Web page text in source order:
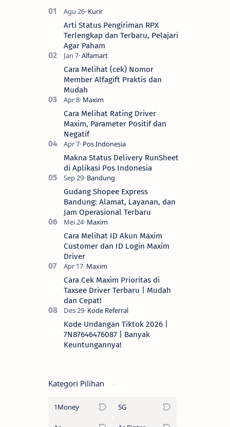
Arti Status Pengiriman RPX
Terlengkap dan Terbaru, Pelajari
Agar Paham
Cara Melihat (cek) Nomor
Member Alfagift Praktis dan
Mudah
Cara Melihat Rating Driver
Maxim, Parameter Positif dan
Negatif
Makna Status Delivery RunSheet
di Aplikasi Pos Indonesia
Gudang Shopee Express
Bandung: Alamat, Layanan, dan
Jam Operasional Terbaru
Cara Melihat ID Akun Maxim
Customer dan ID Login Maxim
Driver
Cara Cek Maxim Prioritas di
Taxsee Driver Terbaru | Mudah
dan Cepat!
Kode Undangan Tiktok 2026 |
7N87646476087 | Banyak
Keuntungannya!
Kategori Pilihan
1Money 5G